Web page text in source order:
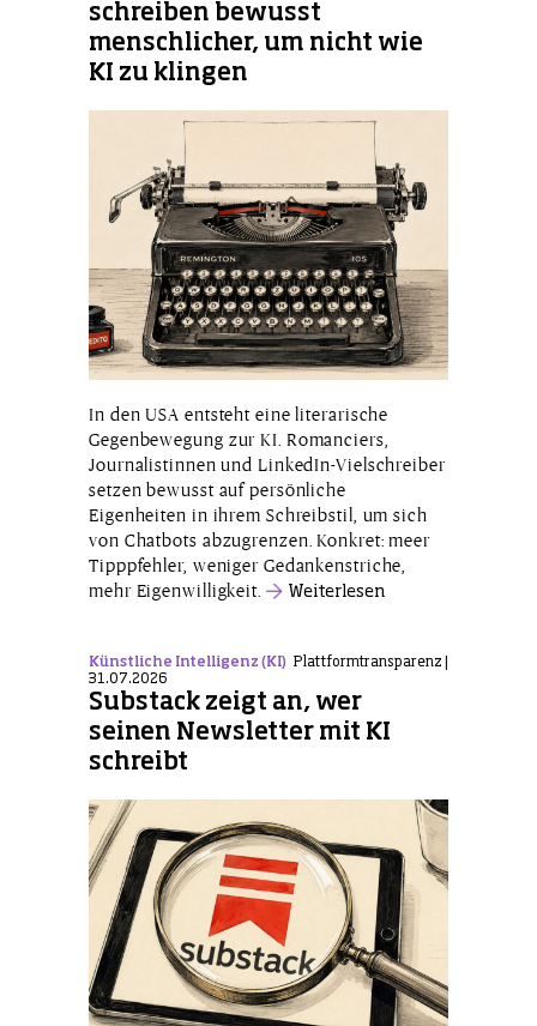
schreiben bewusst
menschlicher, um nicht wie
KI zu klingen
In den USA entsteht eine literarische
Gegenbewegung zur KI. Romanciers,
Journalistinnen und LinkedIn-Vielschreiber
setzen bewusst auf persönliche
Eigenheiten in ihrem Schreibstil, um sich
von Chatbots abzugrenzen. Konkret: meer
Tipppfehler, weniger Gedankenstriche,
mehr Eigenwilligkeit.
Weiterlesen
Künstliche Intelligenz (KI) Plattformtransparenz |
31.07.2026
Substack zeigt an, wer
seinen Newsletter mit KI
schreibt